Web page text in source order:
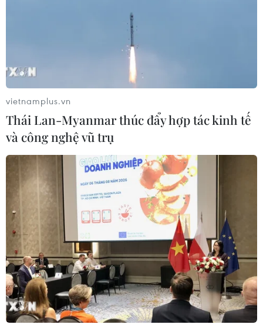
TIN CÙNG CHUYÊN MỤC
Italy và Hy Lạp trở thành điểm nóng
của virus Tây sông Nile
06/08/2026 13:24
vietnamplus.vn
Thái Lan-Myanmar thúc đẩy hợp tác kinh tế
và công nghệ vũ trụ